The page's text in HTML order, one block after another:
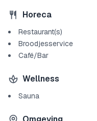
Horeca
Restaurant(s)
Broodjesservice
Café/Bar
Wellness
Sauna